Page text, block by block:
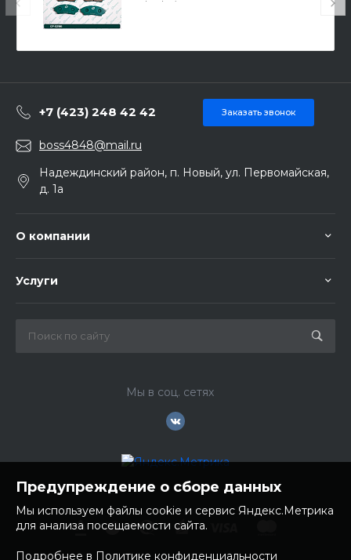
brake)
+7 (423) 248 42 42 Заказать звонок
boss4848@mail.ru
Надеждинский район, п. Новый, ул. Первомайская,
д. 1а
О компании
Услуги
Мы в соц. сетях
Предупреждение о сборе данных
Мы используем файлы cookie и сервис Яндекс.Метрика
для анализа посещаемости сайта.
Подробнее в Политике конфиденциальности